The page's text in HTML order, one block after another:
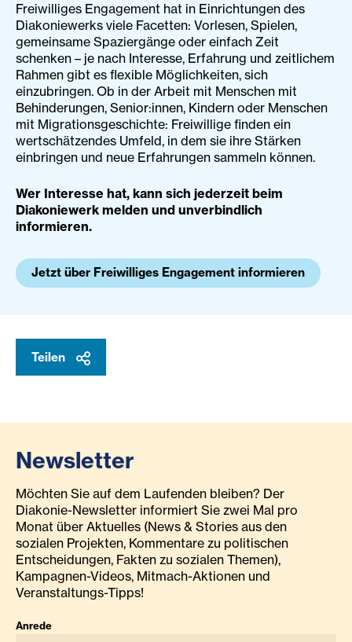
Freiwilliges Engagement hat in Einrichtungen des
Diakoniewerks viele Facetten: Vorlesen, Spielen,
gemeinsame Spaziergänge oder einfach Zeit
schenken – je nach Interesse, Erfahrung und zeitlichem
Rahmen gibt es flexible Möglichkeiten, sich
einzubringen. Ob in der Arbeit mit Menschen mit
Behinderungen, Senior:innen, Kindern oder Menschen
mit Migrationsgeschichte: Freiwillige finden ein
wertschätzendes Umfeld, in dem sie ihre Stärken
einbringen und neue Erfahrungen sammeln können.
Wer Interesse hat, kann sich jederzeit beim
Diakoniewerk melden und unverbindlich
informieren.
Jetzt über Freiwilliges Engagement informieren
Teilen
Newsletter
Möchten Sie auf dem Laufenden bleiben? Der
Diakonie-Newsletter informiert Sie zwei Mal pro
Monat über Aktuelles (News & Stories aus den
sozialen Projekten, Kommentare zu politischen
Entscheidungen, Fakten zu sozialen Themen),
Kampagnen-Videos, Mitmach-Aktionen und
Veranstaltungs-Tipps!
Anrede